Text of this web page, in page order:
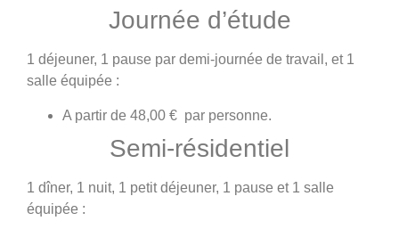
Journée d’étude
1 déjeuner, 1 pause par demi-journée de travail, et 1
salle équipée :
A partir de 48,00 € par personne.
Semi-résidentiel
1 dîner, 1 nuit, 1 petit déjeuner, 1 pause et 1 salle
équipée :